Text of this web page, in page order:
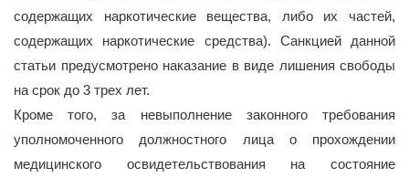
содержащих наркотические вещества, либо их частей,
содержащих наркотические средства). Санкцией данной
статьи предусмотрено наказание в виде лишения свободы
на срок до 3 трех лет.
Кроме того, за невыполнение законного требования
уполномоченного должностного лица о прохождении
медицинского освидетельствования на состояние